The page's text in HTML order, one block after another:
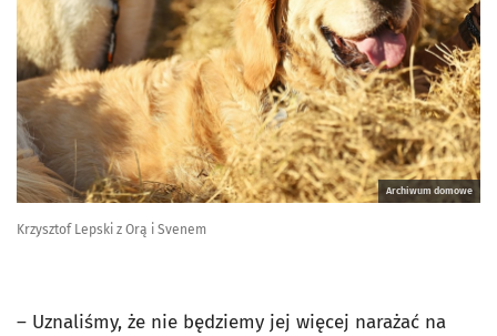
Archiwum domowe
Krzysztof Lepski z Orą i Svenem
– Uznaliśmy, że nie będziemy jej więcej narażać na